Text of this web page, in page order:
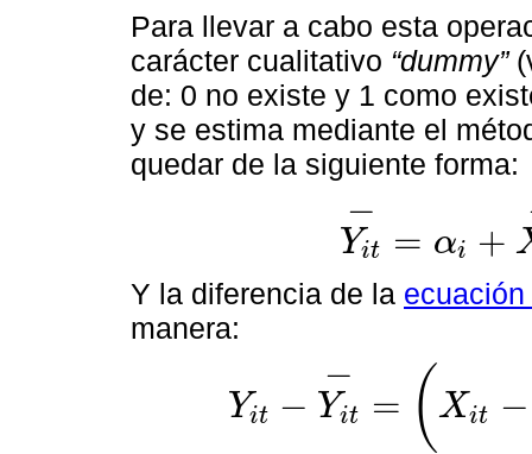
Para llevar a cabo esta
carácter cualitativo “dummy”
de: 0 no existe y 1 como
y se estima mediante el
quedar de la siguiente forma:
Yit
−
= αi +
Yit -=α Xit-β +vi+u
Y la diferencia de la ecuación
manera:
Yit − Yit
−
= (Xit −
Yit -Yit =Xit- Xit- β+( t-u-i